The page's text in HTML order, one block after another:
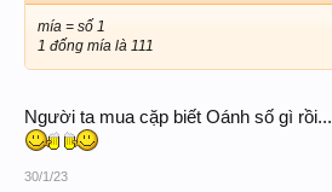
mía = số 1
1 đống mía là 111
Người ta mua cặp biết Oánh số gì rồi...
30/1/23